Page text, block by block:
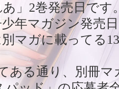
」2巻発売日です
年マガジン発売
マガに載ってる
ある通り、別冊マ